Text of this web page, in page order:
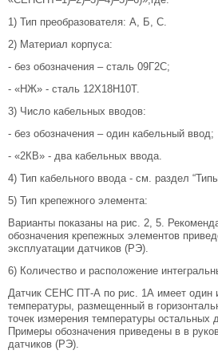
1) Тип преобразователя: А, Б, С.
2) Материал корпуса:
- без обозначения – сталь 09Г2С;
- «НЖ» - сталь 12Х18Н10Т.
3) Число кабельных вводов:
- без обозначения – один кабельный ввод;
- «2КВ» - два кабельных ввода.
4) Тип кабельного ввода - см. раздел
5) Тип крепежного элемента:
Варианты показаны на рис. 2, 5.
обозначения крепежных элементов
эксплуатации датчиков (РЭ).
6) Количество и расположение
Датчик СЕНС ПТ-А по рис. 1А имеет один
температуры, размещенный в
точек измерения температуры остальных
Примеры обозначения приведены в в
датчиков (РЭ).